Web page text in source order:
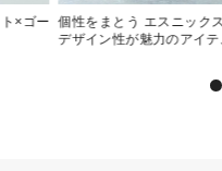
×ゴー
個性をまとう エスニック
デザイン性が魅力のアイテ